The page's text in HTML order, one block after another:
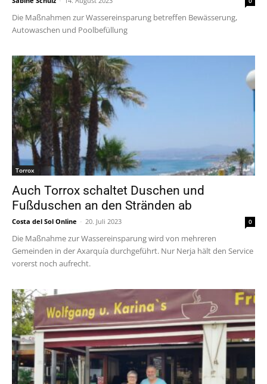
Die Maßnahmen zur Wassereinsparung betreffen Bewässerung,
Autowaschen und Poolbefüllung
Torrox
Auch Torrox schaltet Duschen und
Fußduschen an den Stränden ab
Costa del Sol Online - 20. Juli 2023 0
Die Maßnahme zur Wassereinsparung wird von mehreren
Gemeinden in der Axarquía durchgeführt. Nur Nerja hält den Service
vorerst noch aufrecht.